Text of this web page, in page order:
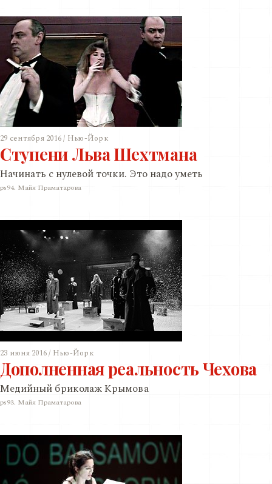
29 сентября 2016 / Нью-Йорк
Ступени Льва Шехтмана
Начинать с нулевой точки. Это надо уметь
ps94. Майя Праматарова
23 июня 2016 / Нью-Йорк
Дополненная реальность Чехова
Медийный бриколаж Крымова
ps93. Майя Праматарова